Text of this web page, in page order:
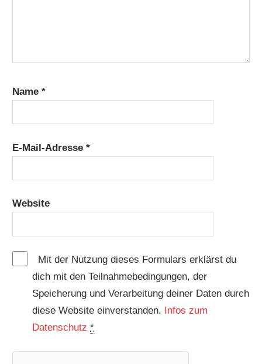
Name*
E-Mail-Adresse*
Website
Mit der Nutzung dieses Formulars erklärst du
dich mit den Teilnahmebedingungen, der
Speicherung und Verarbeitung deiner Daten durch
diese Website einverstanden. Infos zum
Datenschutz *